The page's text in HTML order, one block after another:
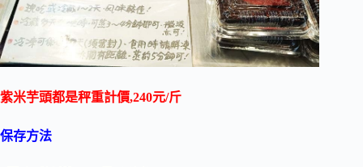
紫米芋頭都是秤重計價,240元/斤
保存方法